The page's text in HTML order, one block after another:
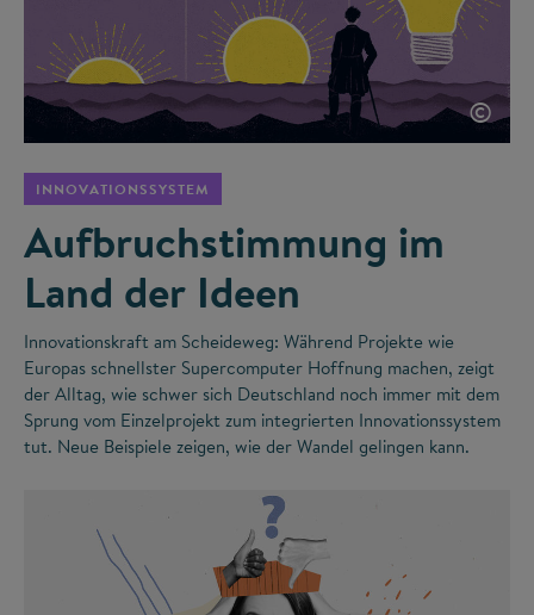
©
INNOVATIONSSYSTEM
Aufbruchstimmung im
Land der Ideen
Innovationskraft am Scheideweg: Während Projekte wie
Europas schnellster Supercomputer Hoffnung machen, zeigt
der Alltag, wie schwer sich Deutschland noch immer mit dem
Sprung vom Einzelprojekt zum integrierten Innovationssystem
tut. Neue Beispiele zeigen, wie der Wandel gelingen kann.